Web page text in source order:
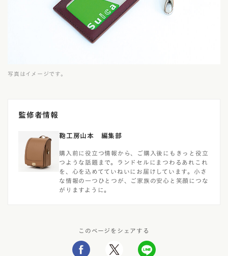
写真はイメージです。
監修者情報
鞄工房山本 編集部
購入前に役立つ情報から、ご購入後にもきっと役立
つような話題まで。ランドセルにまつわるあれこれ
を、心を込めてていねいにお届けしています。小さ
な情報の一つひとつが、ご家族の安心と笑顔につな
がりますように。
このページをシェアする